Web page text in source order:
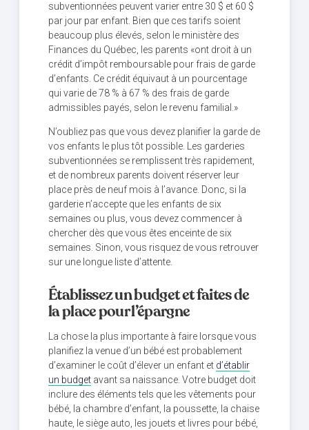
subventionnées peuvent varier entre 30 $ et 60 $
par jour par enfant. Bien que ces tarifs soient
beaucoup plus élevés, selon le ministère des
Finances du Québec, les parents «ont droit à un
crédit d’impôt remboursable pour frais de garde
d’enfants. Ce crédit équivaut à un pourcentage
qui varie de 78 % à 67 % des frais de garde
admissibles payés, selon le revenu familial.»
N’oubliez pas que vous devez planifier la garde de
vos enfants le plus tôt possible. Les garderies
subventionnées se remplissent très rapidement,
et de nombreux parents doivent réserver leur
place près de neuf mois à l’avance. Donc, si la
garderie n’accepte que les enfants de six
semaines ou plus, vous devez commencer à
chercher dès que vous êtes enceinte de six
semaines. Sinon, vous risquez de vous retrouver
sur une longue liste d’attente.
Établissez un budget et faites de
la place pour l’épargne
La chose la plus importante à faire lorsque vous
planifiez la venue d’un bébé est probablement
d’examiner le coût d’élever un enfant et d’établir
un budget avant sa naissance. Votre budget doit
inclure des éléments tels que les vêtements pour
bébé, la chambre d’enfant, la poussette, la chaise
haute, le siège auto, les jouets et livres pour bébé,